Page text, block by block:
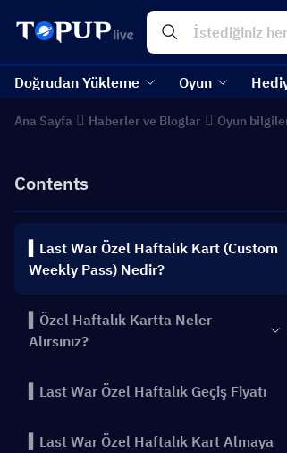
Doğrudan Yükleme Oyun
Ana Sayfa Haberler ve Bloglar Oyun
Contents
▍Last War Özel Haftalık Kart (Custom
Weekly Pass) Nedir?
▍Özel Haftalık Kartta Neler
Alırsınız?
▍Last War Özel Haftalık Geçiş Fiyatı
▍Last War Özel Haftalık Kart Almaya